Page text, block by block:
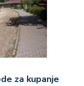
za kupanje